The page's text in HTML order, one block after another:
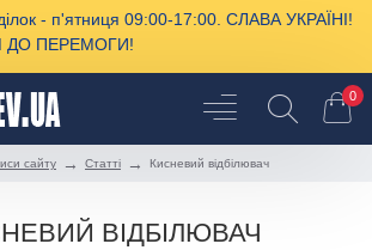
- п'ятниця 09:00-17:00. СЛАВА УКРАЇНІ!
ДО ПЕРЕМОГИ!
0
сайту Cтатті Кисневий відбілювач
ВІДБІЛЮВАЧ